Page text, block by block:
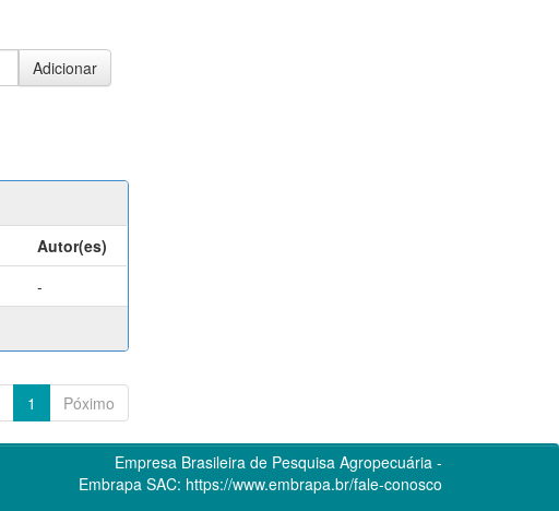
Autor(es)
-
1 Póximo
Empresa Brasileira de Pesquisa Agropecuária -
Embrapa SAC: https://www.embrapa.br/fale-conosco